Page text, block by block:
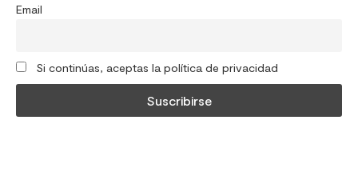
Email
Si continúas, aceptas la política de privacidad